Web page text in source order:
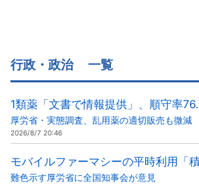
行政・政治 一覧
1類薬「文書で情報提供」、順守率
厚労省・実態調査、乱用薬の適切販売も微減
2026/8/7 20:46
モバイルファーマシーの平時利用「
難色示す厚労省に全国知事会が意見